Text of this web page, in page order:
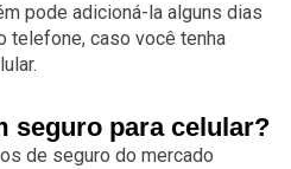
pode adicioná-la alguns dias
telefone, caso você tenha
seguro para celular?
de seguro do mercado